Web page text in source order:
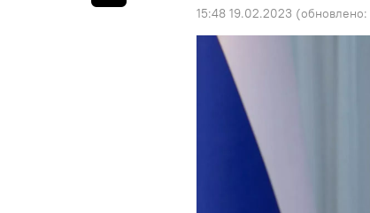
15:48 19.02.2023 (обновлено: